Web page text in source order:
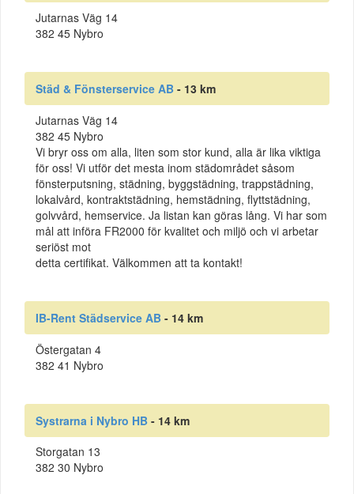
Jutarnas Väg 14
382 45 Nybro
Städ & Fönsterservice AB - 13 km
Jutarnas Väg 14
382 45 Nybro
Vi bryr oss om alla, liten som stor kund, alla är lika viktiga
för oss! Vi utför det mesta inom städområdet såsom
fönsterputsning, städning, byggstädning, trappstädning,
lokalvård, kontraktstädning, hemstädning, flyttstädning,
golvvård, hemservice. Ja listan kan göras lång. Vi har som
mål att införa FR2000 för kvalitet och miljö och vi arbetar
seriöst mot
detta certifikat. Välkommen att ta kontakt!
IB-Rent Städservice AB - 14 km
Östergatan 4
382 41 Nybro
Systrarna i Nybro HB - 14 km
Storgatan 13
382 30 Nybro